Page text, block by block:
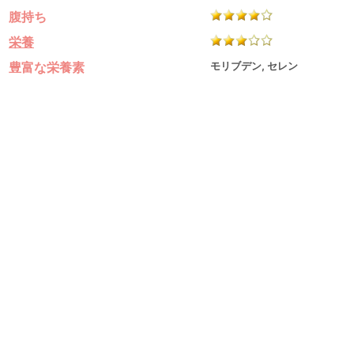
腹持ち
栄養
豊富な栄養素
モリブデン, セレン